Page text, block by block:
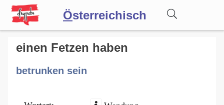
Österreichisch
Wörterbuch
Forum
einen Fetzen haben
betrunken sein